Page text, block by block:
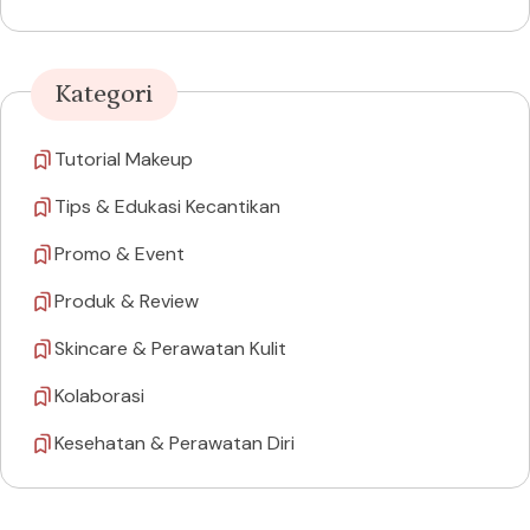
Kategori
Tutorial Makeup
Tips & Edukasi Kecantikan
Promo & Event
Produk & Review
Skincare & Perawatan Kulit
Kolaborasi
Kesehatan & Perawatan Diri